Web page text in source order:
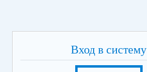
Вход в систему